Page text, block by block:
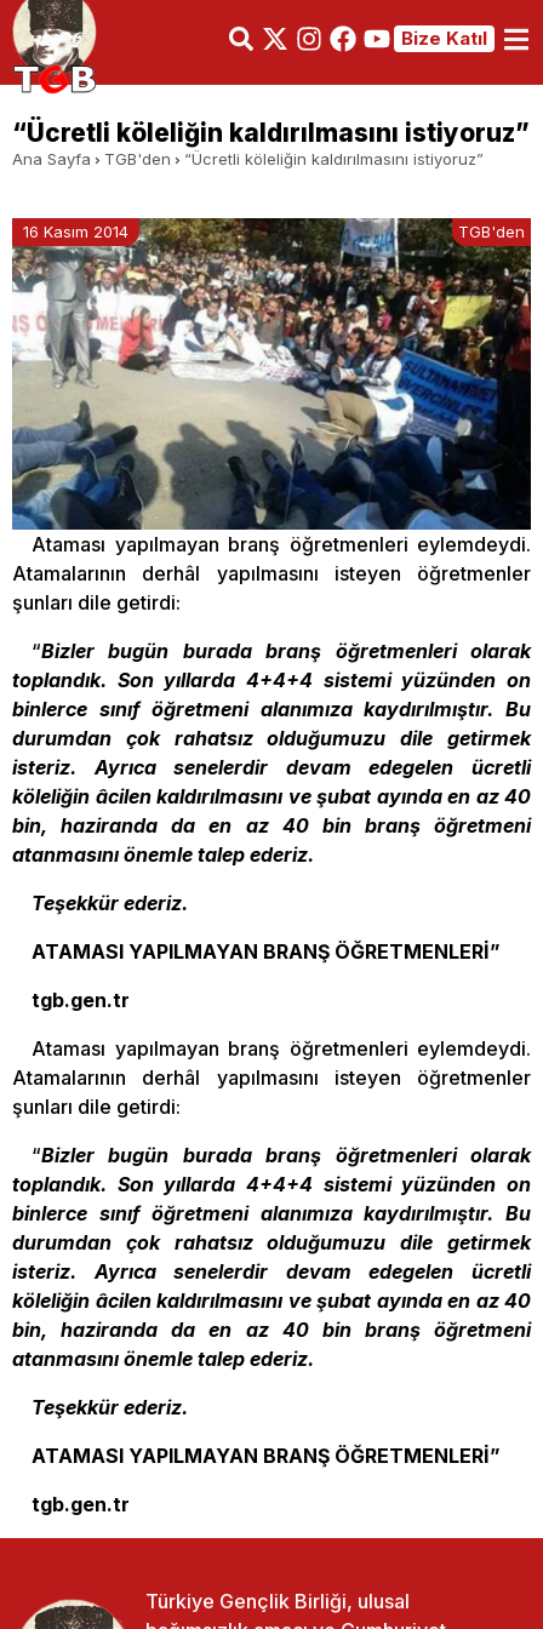
Bize Katıl
“Ücretli köleliğin kaldırılmasını istiyoruz”
Ana Sayfa TGB'den “Ücretli köleliğin kaldırılmasını istiyoruz”
16 Kasım 2014 TGB'den
Ataması yapılmayan branş öğretmenleri eylemdeydi.
Atamalarının derhâl yapılmasını isteyen öğretmenler
şunları dile getirdi:
“Bizler bugün burada branş öğretmenleri olarak
toplandık. Son yıllarda 4+4+4 sistemi yüzünden on
binlerce sınıf öğretmeni alanımıza kaydırılmıştır. Bu
durumdan çok rahatsız olduğumuzu dile getirmek
isteriz. Ayrıca senelerdir devam edegelen ücretli
köleliğin âcilen kaldırılmasını ve şubat ayında en az 40
bin, haziranda da en az 40 bin branş öğretmeni
atanmasını önemle talep ederiz.
Teşekkür ederiz.
ATAMASI YAPILMAYAN BRANŞ ÖĞRETMENLERİ”
tgb.gen.tr
Ataması yapılmayan branş öğretmenleri eylemdeydi.
Atamalarının derhâl yapılmasını isteyen öğretmenler
şunları dile getirdi:
“Bizler bugün burada branş öğretmenleri olarak
toplandık. Son yıllarda 4+4+4 sistemi yüzünden on
binlerce sınıf öğretmeni alanımıza kaydırılmıştır. Bu
durumdan çok rahatsız olduğumuzu dile getirmek
isteriz. Ayrıca senelerdir devam edegelen ücretli
köleliğin âcilen kaldırılmasını ve şubat ayında en az 40
bin, haziranda da en az 40 bin branş öğretmeni
atanmasını önemle talep ederiz.
Teşekkür ederiz.
ATAMASI YAPILMAYAN BRANŞ ÖĞRETMENLERİ”
tgb.gen.tr
Türkiye Gençlik Birliği, ulusal